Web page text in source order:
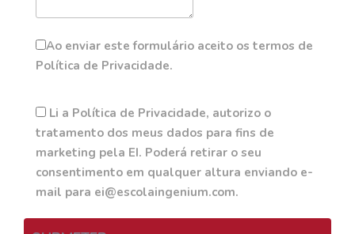
Ao enviar este formulário aceito os termos de
Política de Privacidade.
Li a Política de Privacidade, autorizo o
tratamento dos meus dados para fins de
marketing pela EI. Poderá retirar o seu
consentimento em qualquer altura enviando e-
mail para ei@escolaingenium.com.